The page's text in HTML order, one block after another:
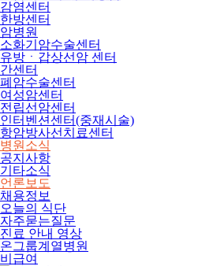
감염센터
한방센터
암병원
소화기암수술센터
유방ㆍ갑상선암 센터
간센터
폐암수술센터
여성암센터
전립선암센터
인터벤션센터(중재시술)
항암방사선치료센터
병원소식
공지사항
기타소식
언론보도
채용정보
오늘의 식단
자주묻는질문
진료 안내 영상
온그룹계열병원
비급여